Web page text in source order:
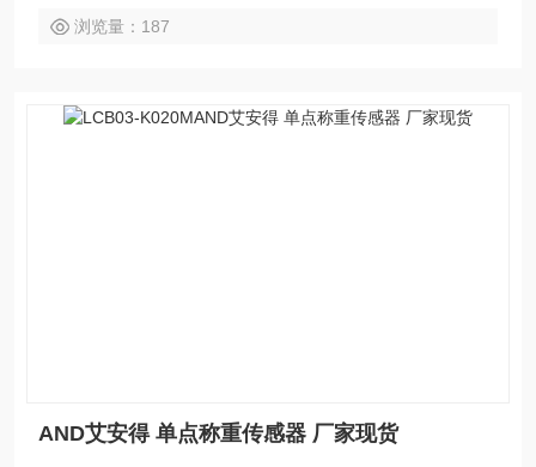
浏览量：187
AND艾安得 单点称重传感器 厂家现货